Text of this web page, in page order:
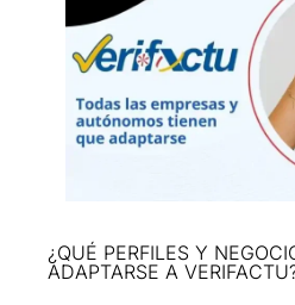
¿QUÉ PERFILES Y
ADAPTARSE A